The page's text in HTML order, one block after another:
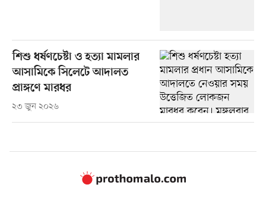
শিশু ধর্ষণচেষ্টা ও হত্যা মামলার
আসামিকে সিলেটে আদালত
প্রাঙ্গণে মারধর
২৩ জুন ২০২৬